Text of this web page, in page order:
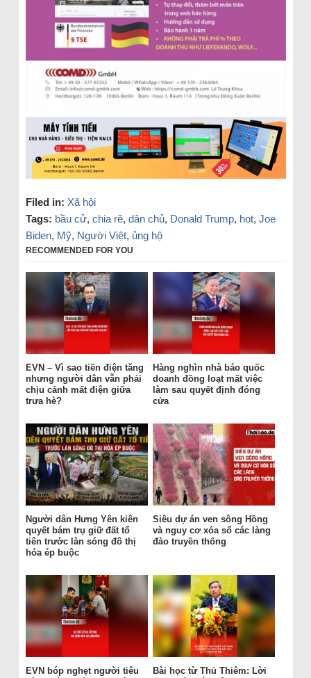
Filed in: Xã hội
Tags: bầu cử, chia rẽ, dân chủ, Donald Trump, hot, Joe
Biden, Mỹ, Người Việt, ủng hộ
RECOMMENDED FOR YOU
EVN – Vì sao tiền điện tăng
nhưng người dân vẫn phải
chịu cảnh mất điện giữa
trưa hè?
Hàng nghìn nhà báo quốc
doanh đồng loạt mất việc
làm sau quyết định đóng
cửa
Người dân Hưng Yên kiên
quyết bám trụ giữ đất tổ
tiên trước làn sóng đô thị
hóa ép buộc
Siêu dự án ven sông Hồng
và nguy cơ xóa sổ các làng
đào truyền thống
EVN bóp nghẹt người tiêu
Bài học từ Thủ Thiêm: Lời